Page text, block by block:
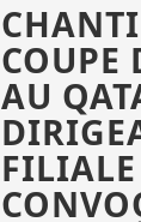
COUPE
AU